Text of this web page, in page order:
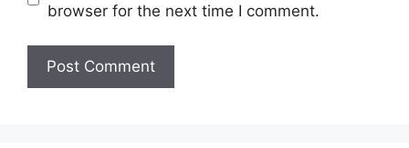
browser for the next time I comment.